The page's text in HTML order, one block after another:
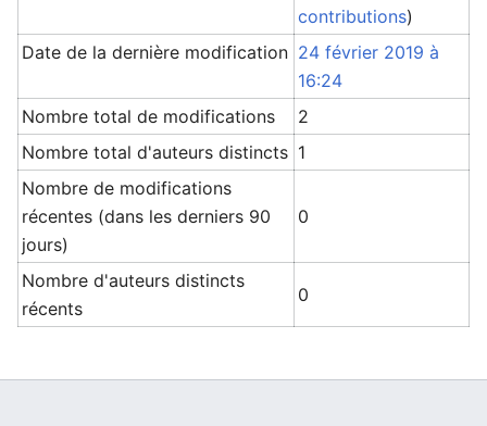
contributions)
Date de la dernière modification 24 février 2019 à
16:24
Nombre total de modifications
2
Nombre total d'auteurs distincts 1
Nombre de modifications
récentes (dans les derniers 90
jours)
0
Nombre d'auteurs distincts
récents
0